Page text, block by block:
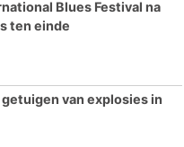
Blues Festival na
ten einde
van explosies in